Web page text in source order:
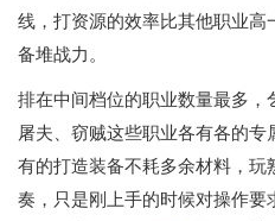
线，打资源的效率比其他职业高
备堆战力。
排在中间档位的职业数量最多，
屠夫、窃贼这些职业各有各的专
有的打造装备不耗多余材料，玩
奏，只是刚上手的时候对操作要